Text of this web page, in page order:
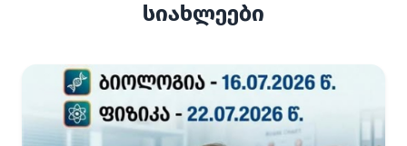
სიახლეები